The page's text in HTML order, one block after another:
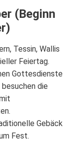
(Beginn
Tessin, Wallis
Feiertag.
Gottesdienste
die
Gebäck
Fest.